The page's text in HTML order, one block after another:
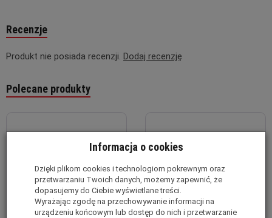
Recenzje
Produkt nie posiada recenzji. Dodaj recenzję
Polecane produkty
Informacja o cookies
Dzięki plikom cookies i technologiom pokrewnym oraz
przetwarzaniu Twoich danych, możemy zapewnić, że
dopasujemy do Ciebie wyświetlane treści.
Wyrażając zgodę na przechowywanie informacji na
urządzeniu końcowym lub dostęp do nich i przetwarzanie